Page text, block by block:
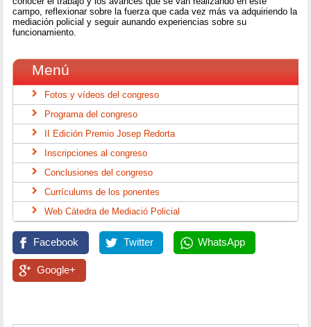
campo, reflexionar sobre la fuerza que cada vez más va adquiriendo la
mediación policial y seguir aunando experiencias sobre su
funcionamiento.
Menú
Fotos y vídeos del congreso
Programa del congreso
II Edición Premio Josep Redorta
Inscripciones al congreso
Conclusiones del congreso
Currículums de los ponentes
Web Càtedra de Mediació Policial
Facebook Twitter WhatsApp
Google+